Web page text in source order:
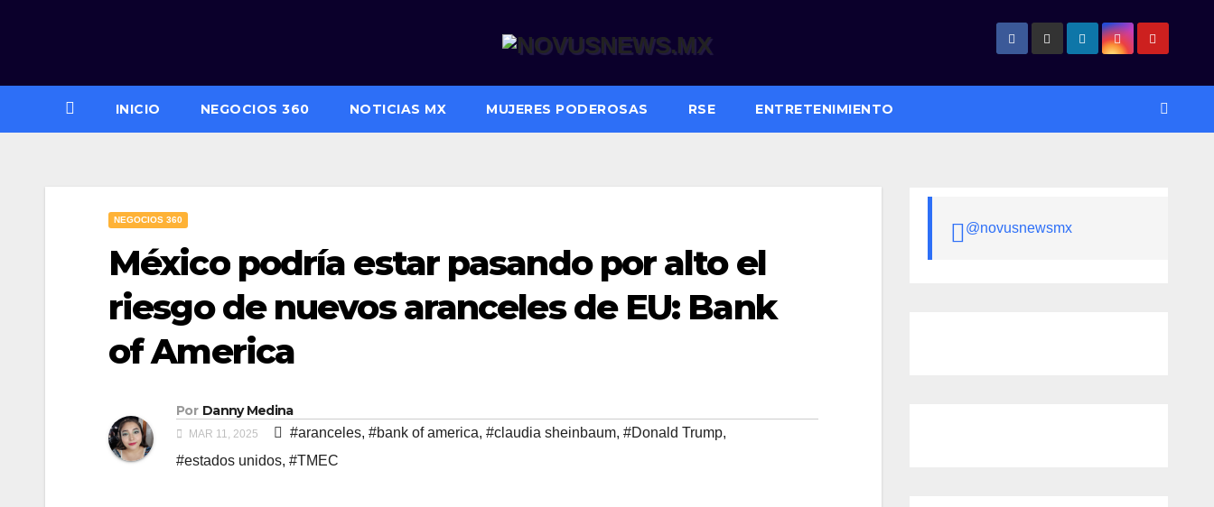
INICIO NEGOCIOS 360 NOTICIAS MX MUJERES PODEROSAS RSE ENTRETENIMIENTO
NEGOCIOS 360
México podría estar pasando por alto el
riesgo de nuevos aranceles de EU: Bank
of America
Por Danny Medina
MAR 11, 2025 #aranceles, #bank of america, #claudia sheinbaum, #Donald Trump,
#estados unidos, #TMEC
@novusnewsmx